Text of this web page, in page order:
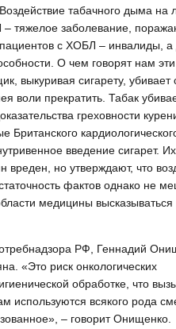
табачного дыма на
тяжелое заболевание,
с ХОБЛ – инвалиды, а
О чем говорят нам эти
выкуривая сигарету, убивает
воли прекратить. Табак
греховности
введение сигарет. Их
вреден, но утверждают, что
фактов однако не
медицины высказываться
РФ, Геннадий
«Это риск онкологических
обработке, что
используются всякого рода
– говорит Онищенко.